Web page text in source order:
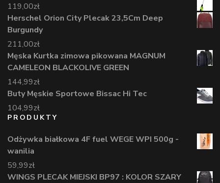
119,00zł
Herschel Orion City Plecak 23,5Cm Deep
Burgundy
211,00zł
Męska Kurtka zimowa pikowana MAGNUM
CAMELEON BLACKOLIVE GREEN
144,99zł
Buty Męskie Sportowe Bissac Hi Tec
104,99zł
PRODUKTY
Odżywka białkowa 4F fuel WEGE WPI 500g -
wanilia
59,99zł
WINGS PLECAK MIEJSKI BP97 : KOLOR SZARY